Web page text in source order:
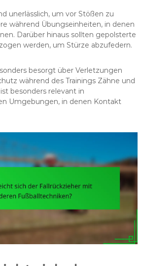
unerlässlich, um vor Stößen zu
während Übungseinheiten, in denen
Darüber hinaus sollten gepolsterte
werden, um Stürze abzufedern.
besorgt über Verletzungen
während des Trainings Zähne und
besonders relevant in
Umgebungen, in denen Kontakt